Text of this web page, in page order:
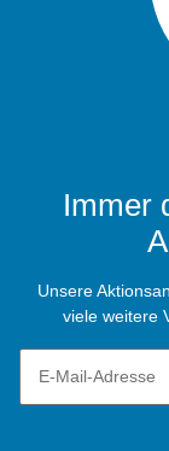
Immer
Unsere
viele weitere